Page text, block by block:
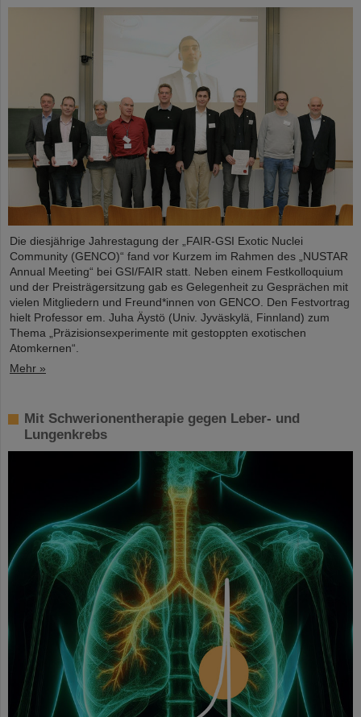
Die diesjährige Jahrestagung der „FAIR-GSI Exotic Nuclei
Community (GENCO)“ fand vor Kurzem im Rahmen des „NUSTAR
Annual Meeting“ bei GSI/FAIR statt. Neben einem Festkolloquium
und der Preisträgersitzung gab es Gelegenheit zu Gesprächen mit
vielen Mitgliedern und Freund*innen von GENCO. Den Festvortrag
hielt Professor em. Juha Äystö (Univ. Jyväskylä, Finnland) zum
Thema „Präzisionsexperimente mit gestoppten exotischen
Atomkernen“.
Mehr »
Mit Schwerionentherapie gegen Leber- und
Lungenkrebs